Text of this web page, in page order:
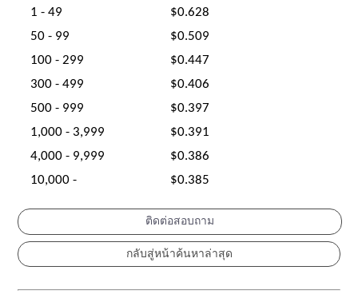
1 - 49
$0.628
50 - 99
$0.509
100 - 299
$0.447
300 - 499
$0.406
500 - 999
$0.397
1,000 - 3,999
$0.391
4,000 - 9,999
$0.386
10,000 -
$0.385
ติดต่อสอบถาม